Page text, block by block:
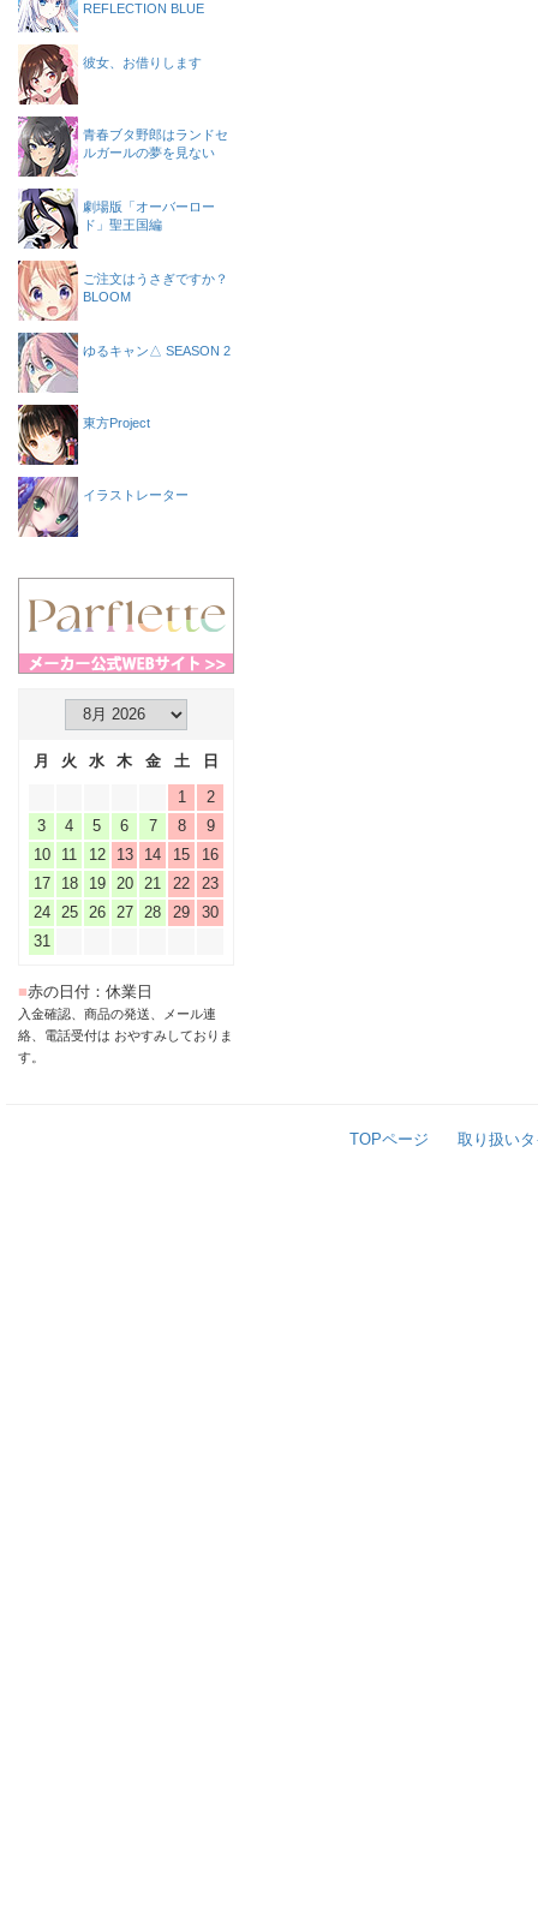
REFLECTION BLUE
彼女、お借りします
青春ブタ野郎はランドセ
ルガールの夢を見ない
劇場版「オーバーロー
ド」聖王国編
ご注文はうさぎですか？
BLOOM
ゆるキャン△ SEASON 2
東方Project
イラストレーター
月 火 水 木 金 土
日
1
2
3
4 5 6 7 8
9
10
11 12 13 14 15
16
17
18 19 20 21 22
23
24
25 26 27 28 29
30
31
■赤の日付：休業日
入金確認、商品の発送、メール連
絡、電話受付は おやすみしておりま
す。
TOPページ 取り扱い